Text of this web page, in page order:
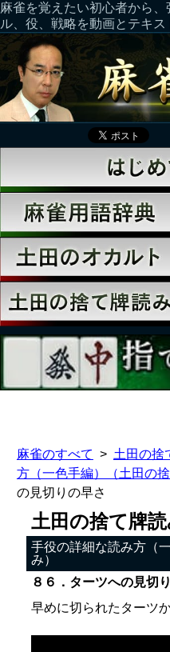
麻雀を覚えたい初心者から
ル、役、戦略を動画とテキス
麻雀のすべて 土田の捨
方（一色手編）（土田の捨
の見切りの早さ
土田の捨て牌
手役の詳細な読み方（
み）
８６．ターツへの見切
早めに切られたターツ